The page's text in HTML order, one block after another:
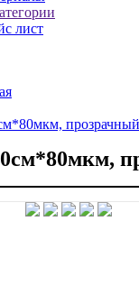
прозрачный